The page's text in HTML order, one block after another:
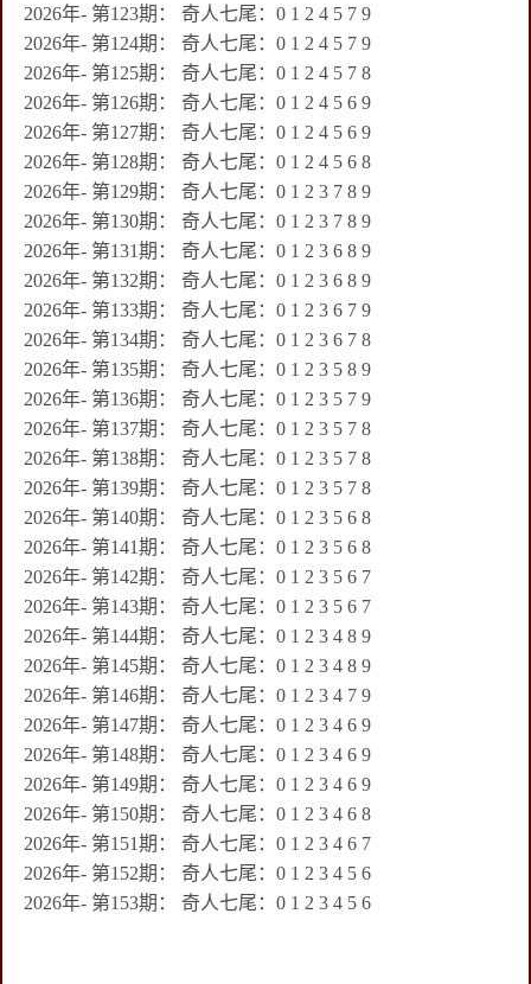
2026年- 第123期： 奇人七尾：0 1 2 4 5 7 9
2026年- 第124期： 奇人七尾：0 1 2 4 5 7 9
2026年- 第125期： 奇人七尾：0 1 2 4 5 7 8
2026年- 第126期： 奇人七尾：0 1 2 4 5 6 9
2026年- 第127期： 奇人七尾：0 1 2 4 5 6 9
2026年- 第128期： 奇人七尾：0 1 2 4 5 6 8
2026年- 第129期： 奇人七尾：0 1 2 3 7 8 9
2026年- 第130期： 奇人七尾：0 1 2 3 7 8 9
2026年- 第131期： 奇人七尾：0 1 2 3 6 8 9
2026年- 第132期： 奇人七尾：0 1 2 3 6 8 9
2026年- 第133期： 奇人七尾：0 1 2 3 6 7 9
2026年- 第134期： 奇人七尾：0 1 2 3 6 7 8
2026年- 第135期： 奇人七尾：0 1 2 3 5 8 9
2026年- 第136期： 奇人七尾：0 1 2 3 5 7 9
2026年- 第137期： 奇人七尾：0 1 2 3 5 7 8
2026年- 第138期： 奇人七尾：0 1 2 3 5 7 8
2026年- 第139期： 奇人七尾：0 1 2 3 5 7 8
2026年- 第140期： 奇人七尾：0 1 2 3 5 6 8
2026年- 第141期： 奇人七尾：0 1 2 3 5 6 8
2026年- 第142期： 奇人七尾：0 1 2 3 5 6 7
2026年- 第143期： 奇人七尾：0 1 2 3 5 6 7
2026年- 第144期： 奇人七尾：0 1 2 3 4 8 9
2026年- 第145期： 奇人七尾：0 1 2 3 4 8 9
2026年- 第146期： 奇人七尾：0 1 2 3 4 7 9
2026年- 第147期： 奇人七尾：0 1 2 3 4 6 9
2026年- 第148期： 奇人七尾：0 1 2 3 4 6 9
2026年- 第149期： 奇人七尾：0 1 2 3 4 6 9
2026年- 第150期： 奇人七尾：0 1 2 3 4 6 8
2026年- 第151期： 奇人七尾：0 1 2 3 4 6 7
2026年- 第152期： 奇人七尾：0 1 2 3 4 5 6
2026年- 第153期： 奇人七尾：0 1 2 3 4 5 6